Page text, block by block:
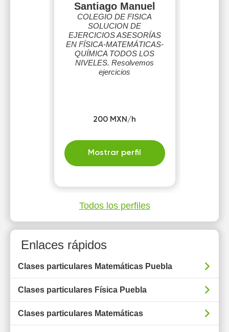
Santiago Manuel
COLEGIO DE FISICA
SOLUCION DE
EJERCICIOS ASESORÍAS
EN FÍSICA-MATEMÁTICAS-
QUÍMICA TODOS LOS
NIVELES. Resolvemos
ejercicios
200 MXN/h
Mostrar perfil
Todos los perfiles
Enlaces rápidos
Clases particulares Matemáticas Puebla
Clases particulares Física Puebla
Clases particulares Matemáticas